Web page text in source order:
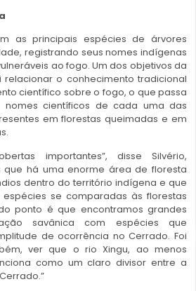
as principais espécies de árvores
registrando seus nomes indígenas
ao fogo. Um dos objetivos da
o conhecimento tradicional
científico sobre o fogo, o que passa
nomes científicos de cada uma das
em florestas queimadas e em
importantes”, disse Silvério,
que há uma enorme área de floresta
dentro do território indígena e que
se comparadas às florestas
ponto é que encontramos grandes
savânica com espécies que
de ocorrência no Cerrado. Foi
ver que o rio Xingu, ao menos
como um claro divisor entre a